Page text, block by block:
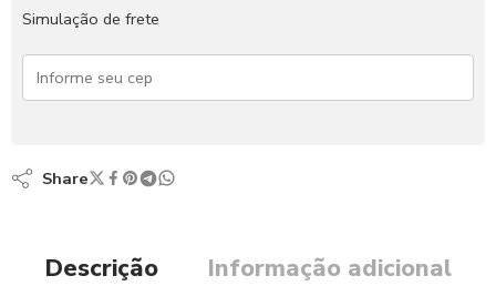
Simulação de frete
Share
Descrição Informação adicional